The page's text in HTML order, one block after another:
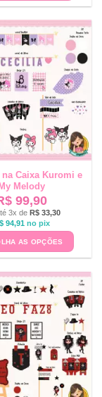
na Caixa Kuromi e
My Melody
99,90
3x de R$ 33,30
94,91 no pix
AS OPÇÕES